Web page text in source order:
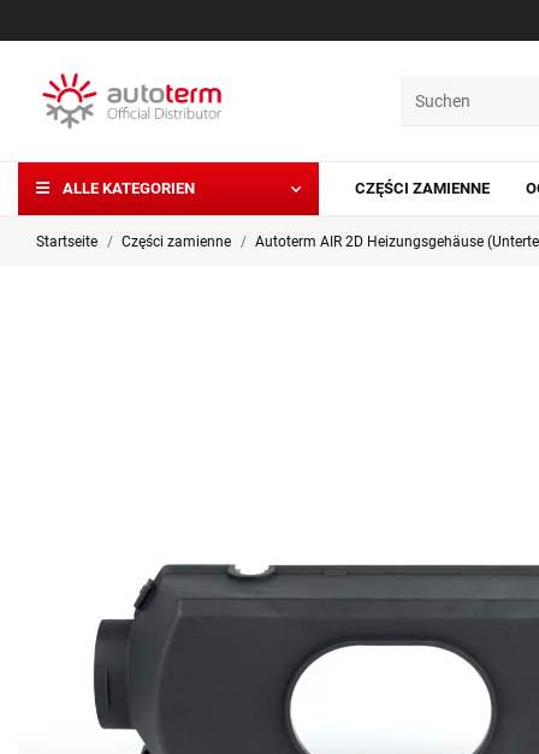
ALLE KATEGORIEN CZĘŚCI ZAMIENNE
Startseite Części zamienne Autoterm AIR 2D Heizungsgehäuse